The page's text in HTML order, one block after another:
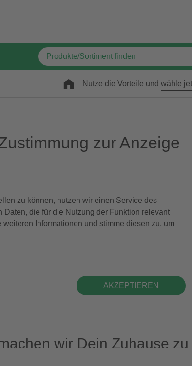
Nutze die Vorteile und wähle
zur Anzeige
zu können, nutzen wir einen Service des
die für die Nutzung der Funktion relevant
Informationen und stimme diesen zu, um
AKZEPTIEREN
wir Dein Zuhause